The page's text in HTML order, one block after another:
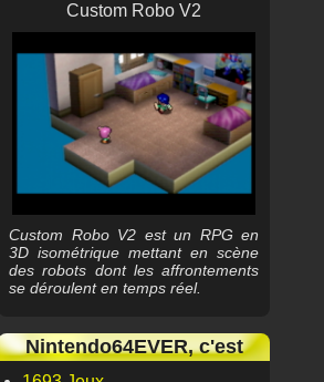
Custom Robo V2
Custom Robo V2 est un RPG en
3D isométrique mettant en scène
des robots dont les affrontements
se déroulent en temps réel.
Nintendo64EVER, c'est